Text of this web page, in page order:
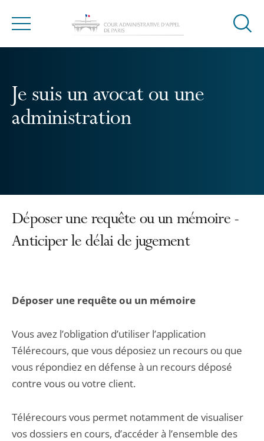
Menu
Ouvrir
Je suis un avocat ou une
administration
Déposer une requête ou un mémoire -
Anticiper le délai de jugement
Déposer une requête ou un mémoire
Vous avez l’obligation d’utiliser l’application
Télérecours, que vous déposiez un recours ou que
vous répondiez en défense à un recours déposé
contre vous ou votre client.
Télérecours vous permet notamment de visualiser
vos dossiers en cours, d’accéder à l’ensemble des